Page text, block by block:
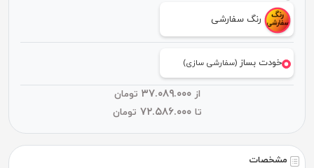
مشخصات
رنگ سفارشی
خودت بساز(سفارشی سازی)
از۳۷.۰۸۹.۰۰۰
تومان
تا ۷۲.۵۸۶.۰۰۰ تومان